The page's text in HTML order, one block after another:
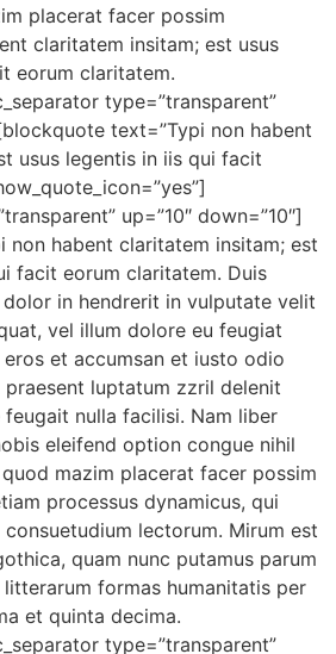
placerat facer possim
claritatem insitam; est usus
eorum claritatem.
type=”transparent”
text=”Typi non habent
usus legentis in iis qui facit
up=”10″ down=”10″]
non habent claritatem insitam; est
facit eorum claritatem. Duis
in hendrerit in vulputate velit
vel illum dolore eu feugiat
et accumsan et iusto odio
luptatum zzril delenit
nulla facilisi. Nam liber
eleifend option congue nihil
mazim placerat facer possim
processus dynamicus, qui
lectorum. Mirum est
quam nunc putamus parum
formas humanitatis per
et quinta decima.
type=”transparent”